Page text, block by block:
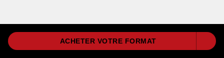
ACHETER VOTRE FORMAT
Mentions Légales
CGU